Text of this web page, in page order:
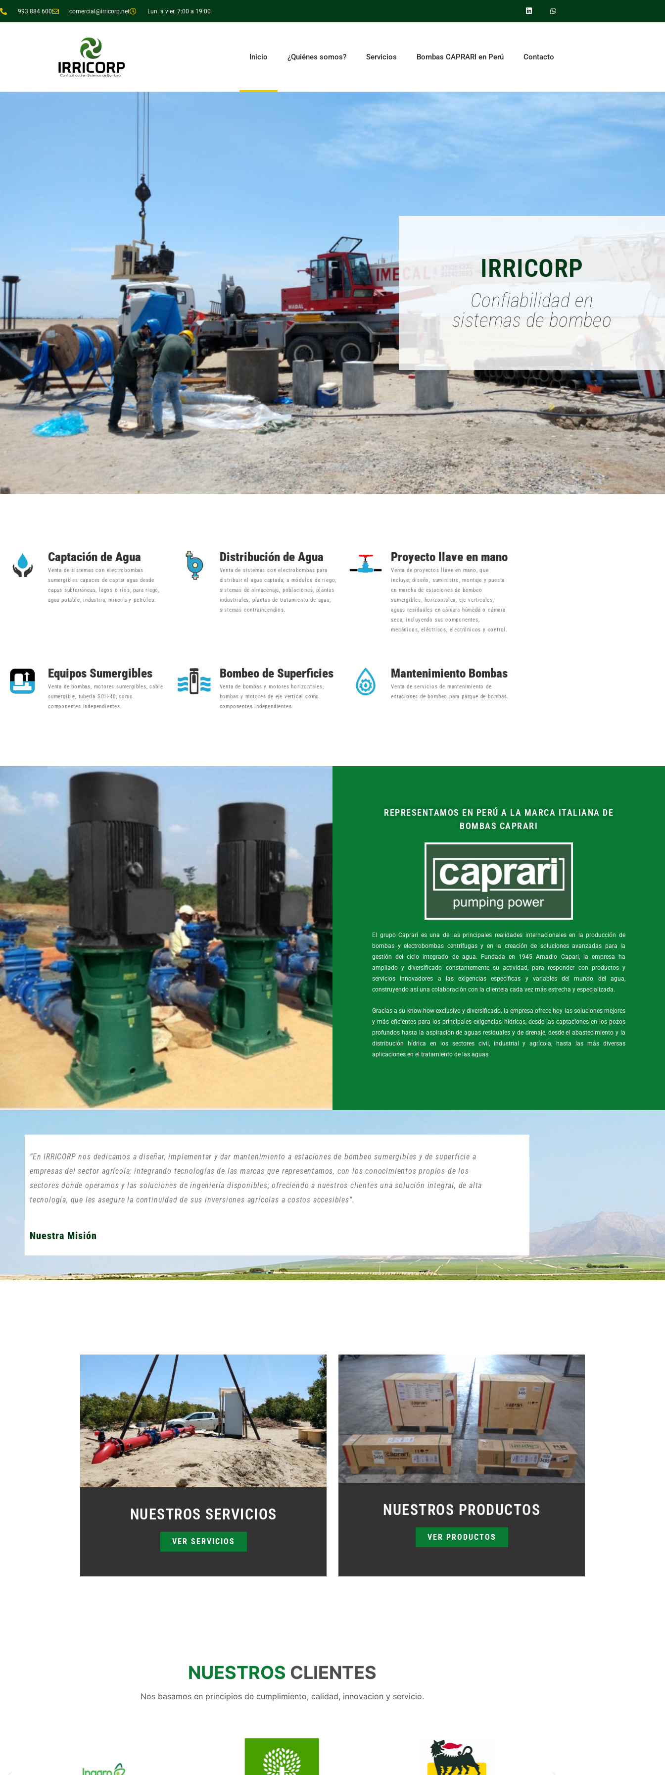
993 884 600 comercial@irricorp.net Lun. a vier. 7:00 a 19:00
Inicio ¿Quiénes somos? Servicios Bombas CAPRARI en Perú Contacto
IRRICORP
Confiabilidad en
sistemas de bombeo
Captación de Agua
Venta de sistemas con electrobombas
sumergibles capaces de captar agua desde
capas subterráneas, lagos o ríos; para riego,
agua potable, industria, minería y petróleo.
Distribución de Agua
Venta de sistemas con electrobombas para
distribuir el agua captada; a módulos de riego,
sistemas de almacenaje, poblaciones, plantas
industriales, plantas de tratamiento de agua,
sistemas contraincendios.
Proyecto llave en mano
Venta de proyectos llave en mano, que
incluye; diseño, suministro, montaje y puesta
en marcha de estaciones de bombeo
sumergibles, horizontales, eje verticales,
aguas residuales en cámara húmeda o cámara
seca; incluyendo sus componentes,
mecánicos, eléctricos, electrónicos y control.
Equipos Sumergibles
Venta de bombas, motores sumergibles, cable
sumergible, tubería SCH-40; como
componentes independientes.
Bombeo de Superficies
Venta de bombas y motores horizontales,
bombas y motores de eje vertical como
componentes independientes.
Mantenimiento Bombas
Venta de servicios de mantenimiento de
estaciones de bombeo para parque de bombas.
REPRESENTAMOS EN PERÚ A LA MARCA ITALIANA DE
BOMBAS CAPRARI
El grupo Caprari es una de las principales realidades internacionales en la producción de
bombas y electrobombas centrífugas y en la creación de soluciones avanzadas para la
gestión del ciclo integrado de agua. Fundada en 1945 Amadio Capari, la empresa ha
ampliado y diversificado constantemente su actividad, para responder con productos y
servicios innovadores a las exigencias específicas y variables del mundo del agua,
construyendo así una colaboración con la clientela cada vez más estrecha y especializada.
Gracias a su know-how exclusivo y diversificado, la empresa ofrece hoy las soluciones mejores
y más eficientes para los principales exigencias hídricas, desde las captaciones en los pozos
profundos hasta la aspiración de aguas residuales y de drenaje, desde el abastecimiento y la
distribución hídrica en los sectores civil, industrial y agrícola, hasta las más diversas
aplicaciones en el tratamiento de las aguas.
“En IRRICORP nos dedicamos a diseñar, implementar y dar mantenimiento a estaciones de bombeo sumergibles y de superficie a
empresas del sector agrícola; integrando tecnologías de las marcas que representamos, con los conocimientos propios de los
sectores donde operamos y las soluciones de ingeniería disponibles; ofreciendo a nuestros clientes una solución integral, de alta
tecnología, que les asegure la continuidad de sus inversiones agrícolas a costos accesibles”.
Nuestra Misión
NUESTROS SERVICIOS
VER SERVICIOS
NUESTROS PRODUCTOS
VER PRODUCTOS
NUESTROS CLIENTES
Nos basamos en principios de cumplimiento, calidad, innovacion y servicio.